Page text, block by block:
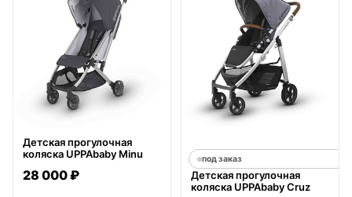
Детская прогулочная
коляска UPPAbaby Minu
28 000 ₽
под заказ
Детская прогулочная
коляска UPPAbaby Cruz